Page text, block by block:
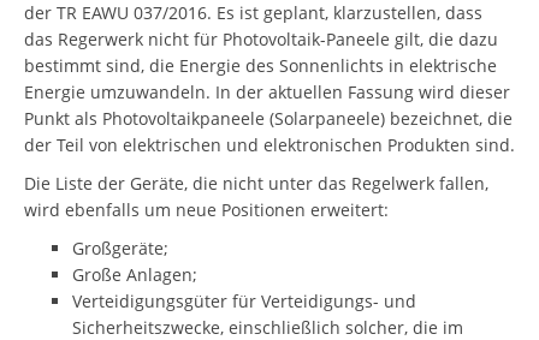
der TR EAWU 037/2016. Es ist geplant, klarzustellen, dass
das Regerwerk nicht für Photovoltaik-Paneele gilt, die dazu
bestimmt sind, die Energie des Sonnenlichts in elektrische
Energie umzuwandeln. In der aktuellen Fassung wird dieser
Punkt als Photovoltaikpaneele (Solarpaneele) bezeichnet, die
der Teil von elektrischen und elektronischen Produkten sind.
Die Liste der Geräte, die nicht unter das Regelwerk fallen,
wird ebenfalls um neue Positionen erweitert:
Großgeräte;
Große Anlagen;
Verteidigungsgüter für Verteidigungs- und
Sicherheitszwecke, einschließlich solcher, die im